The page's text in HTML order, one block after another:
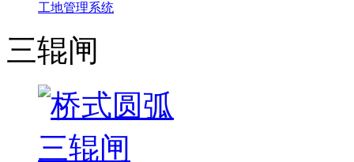
工地管理系统
三辊闸